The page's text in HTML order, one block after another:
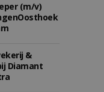
(m/v)
&
Diamant